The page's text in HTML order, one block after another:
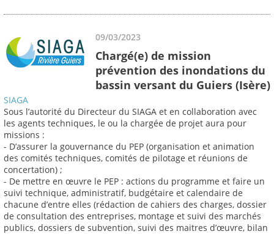
09/03/2023
Chargé(e) de mission
prévention des inondations du
bassin versant du Guiers (Isère)
SIAGA
Sous l’autorité du Directeur du SIAGA et en collaboration avec
les agents techniques, le ou la chargée de projet aura pour
missions :
- D’assurer la gouvernance du PEP (organisation et animation
des comités techniques, comités de pilotage et réunions de
concertation) ;
- De mettre en œuvre le PEP : actions du programme et faire un
suivi technique, administratif, budgétaire et calendaire de
chacune d’entre elles (rédaction de cahiers des charges, dossier
de consultation des entreprises, montage et suivi des marchés
publics, dossiers de subvention, suivi des maitres d’œuvre, bilan